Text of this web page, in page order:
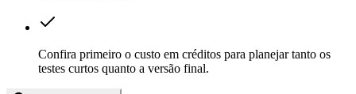
Confira primeiro o custo em créditos para planejar tanto os
testes curtos quanto a versão final.